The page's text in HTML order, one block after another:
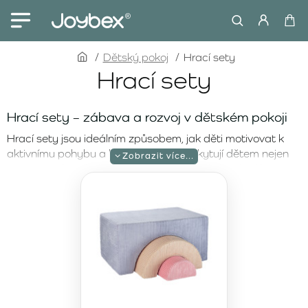
Hrací sety
homeDětský pokoj Hrací sety
Hrací sety – zábava a rozvoj v dětském pokoji
Hrací sety jsou ideálním způsobem, jak děti motivovat k
aktivnímu pohybu a hře. Tyto sety poskytují dětem nejen
prostor na hraní, ale i na odpočinek, čímž přispívají k rozvoji
jejich motorických a kreativních schopností. Na našem e-
které spojují hravost, funkčnost a stylový design. Sety jsou
navrženy tak, aby zútulnily dětský pokoj a vytvořily pro
děti prostor, kde se budou cítit pohodlně a bezpečně.
Wigiwama Blueberry Blue Rainbow Playset –
barevný svět zábavy